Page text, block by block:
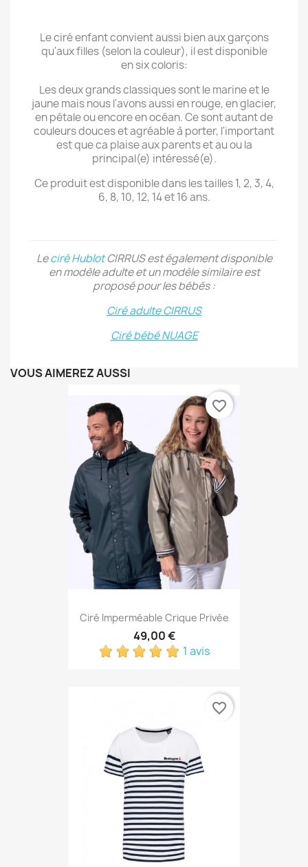
Le ciré enfant convient aussi bien aux garçons
qu'aux filles (selon la couleur), il est disponible
en six coloris:
Les deux grands classiques sont le marine et le
jaune mais nous l'avons aussi en rouge, en glacier,
en pétale ou encore en océan. Ce sont autant de
couleurs douces et agréable à porter, l'important
est que ca plaise aux parents et au ou la
principal(e) intéressé(e).
Ce produit est disponible dans les tailles 1, 2, 3, 4,
6, 8, 10, 12, 14 et 16 ans.
Leciré HublotCIRRUS est également disponible
en modèle adulte et un modèle similaire est
proposé pour les bébés :
Ciré adulte CIRRUS
Ciré bébé NUAGE
VOUS AIMEREZ AUSSI
Ciré Imperméable Crique Privée
49,00 €
1 avis
favorite_border
favorite_border